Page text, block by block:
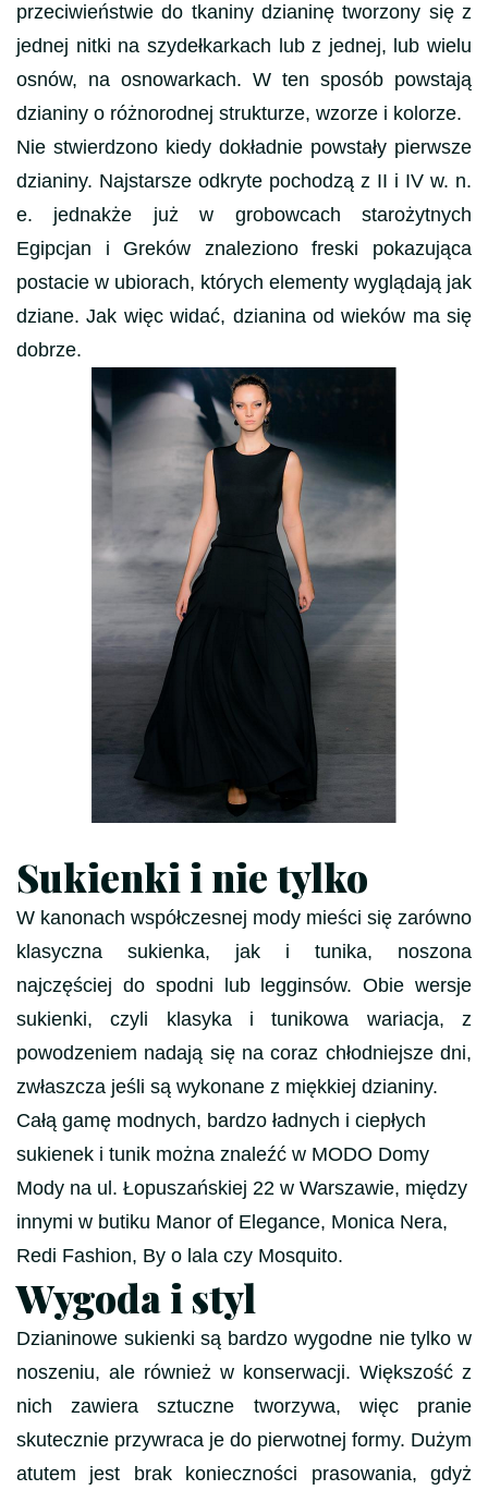
przeciwieństwie do tkaniny dzianinę tworzony się z
jednej nitki na szydełkarkach lub z jednej, lub wielu
osnów, na osnowarkach. W ten sposób powstają
dzianiny o różnorodnej strukturze, wzorze i kolorze.
Nie stwierdzono kiedy dokładnie powstały pierwsze
dzianiny. Najstarsze odkryte pochodzą z II i IV w. n.
e. jednakże już w grobowcach starożytnych
Egipcjan i Greków znaleziono freski pokazująca
postacie w ubiorach, których elementy wyglądają jak
dziane. Jak więc widać, dzianina od wieków ma się
dobrze.
Sukienki i nie tylko
W kanonach współczesnej mody mieści się zarówno
klasyczna sukienka, jak i tunika, noszona
najczęściej do spodni lub legginsów. Obie wersje
sukienki, czyli klasyka i tunikowa wariacja, z
powodzeniem nadają się na coraz chłodniejsze dni,
zwłaszcza jeśli są wykonane z miękkiej dzianiny.
Całą gamę modnych, bardzo ładnych i ciepłych
sukienek i tunik można znaleźć w MODO Domy
Mody na ul. Łopuszańskiej 22 w Warszawie, między
innymi w butiku Manor of Elegance, Monica Nera,
Redi Fashion, By o lala czy Mosquito.
Wygoda i styl
Dzianinowe sukienki są bardzo wygodne nie tylko w
noszeniu, ale również w konserwacji. Większość z
nich zawiera sztuczne tworzywa, więc pranie
skutecznie przywraca je do pierwotnej formy. Dużym
atutem jest brak konieczności prasowania, gdyż